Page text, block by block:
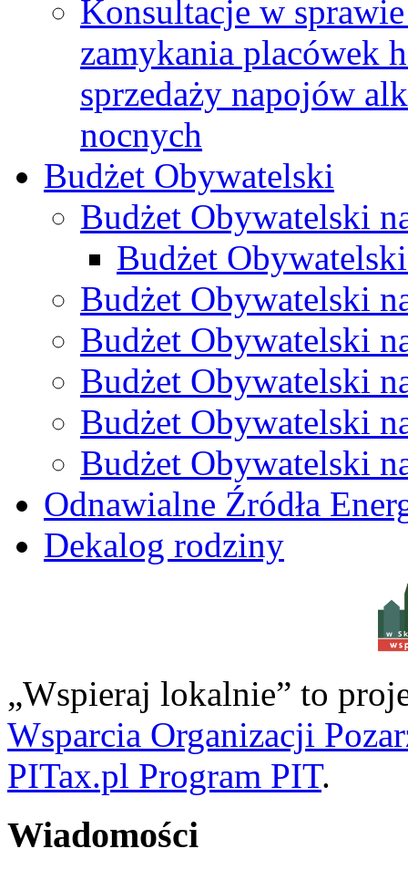
Konsultacje w
zamykania placówek
sprzedaży napojów
nocnych
Budżet Obywatelski
Budżet Obywatelski
Budżet
Budżet Obywatelski
Budżet Obywatelski
Budżet Obywatelski
Budżet Obywatelski
Budżet Obywatelski
Odnawialne Źródła
Dekalog rodziny
w
„Wspieraj lokalnie” to
Wsparcia Organizacji
PITax.pl Program PIT.
Wiadomości